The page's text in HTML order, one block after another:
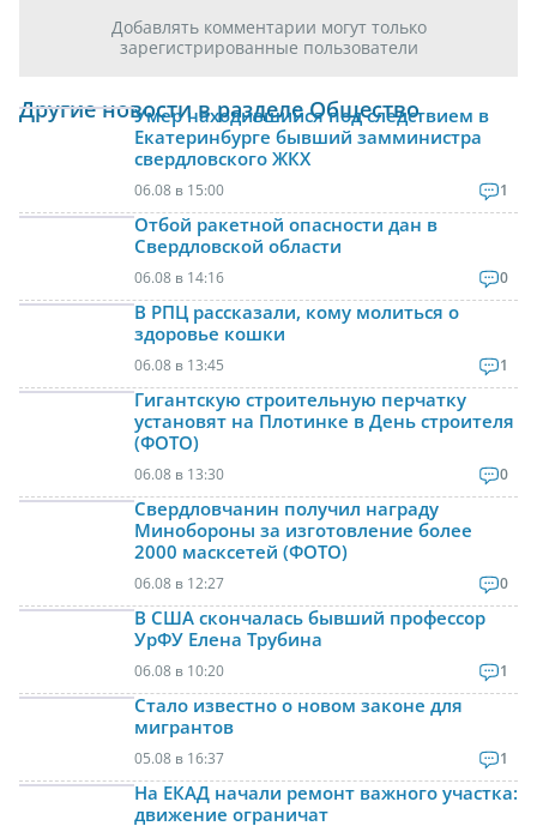
Добавлять комментарии могут только
зарегистрированные пользователи
Другие новости в разделе Общество
Умер находившийся под следствием в
Екатеринбурге бывший замминистра
свердловского ЖКХ
06.08 в 15:00 1
Отбой ракетной опасности дан в
Свердловской области
06.08 в 14:16 0
В РПЦ рассказали, кому молиться о
здоровье кошки
06.08 в 13:45 1
Гигантскую строительную перчатку
установят на Плотинке в День строителя
(ФОТО)
06.08 в 13:30 0
Свердловчанин получил награду
Минобороны за изготовление более
2000 масксетей (ФОТО)
06.08 в 12:27 0
В США скончалась бывший профессор
УрФУ Елена Трубина
06.08 в 10:20 1
Стало известно о новом законе для
мигрантов
05.08 в 16:37 1
На ЕКАД начали ремонт важного участка:
движение ограничат